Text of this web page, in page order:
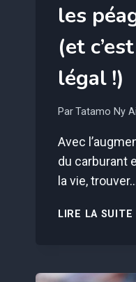
les
(et
légal !)
ParTatamo Ny
Avec
du carburant
la vie,
LIRE LA SUITE